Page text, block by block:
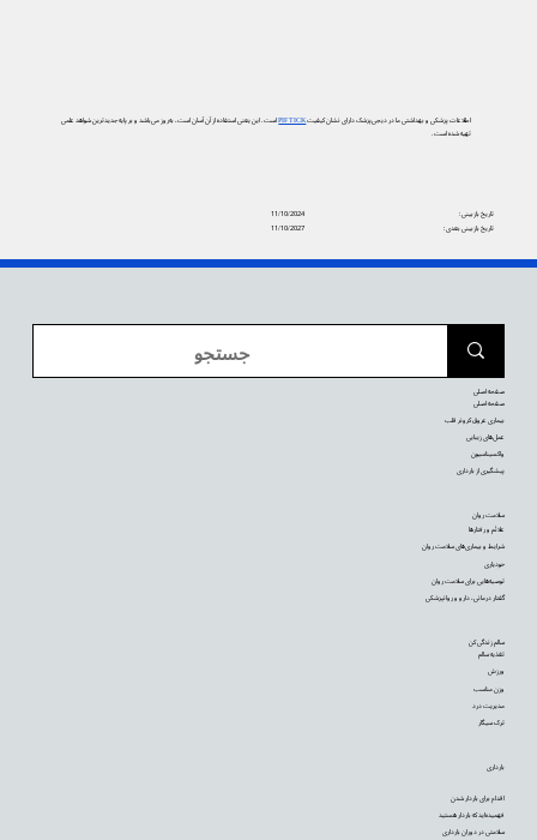
اطلاعات پزشکی و بهداشتی ما در دیجی‌پزشک دارای نشان کیفیتPIF TICKاست. این یعنی استفاده از آن آسان است، به‌روز می‌باشد و بر پایه جدیدترین شواهد علمی
تهیه شده است.
11/10/2024
تاریخ بازبینی:
11/10/2027
تاریخ بازبینی بعدی:
بارداری
اقدام برای باردار شدن
فهمیده‌اید که باردار هستید
سلامتی در دوران بارداری
سالم زندگی کن
تغذیه سالم
ورزش
وزن مناسب
مدیریت درد
ترک سیگار
سلامت روان
علائم و رفتارها
شرایط و بیماری‌های سلامت روان
خودیاری
توصیه‌‌هایی برای سلامت روان
گفتار درمانی، دارو و روانپزشکی
صفحه اصلی
صفحه اصلی
بیماری عروق کرونر قلب
عمل‌های زیبایی
واکسیناسیون
پیشگیری از بارداری